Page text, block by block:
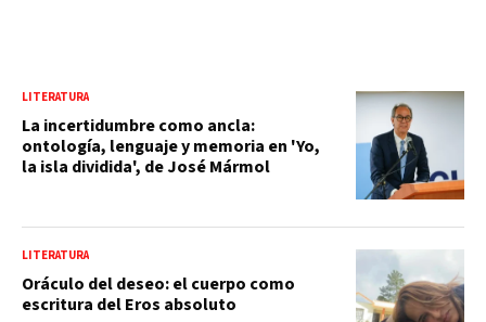
LITERATURA
La incertidumbre como ancla:
ontología, lenguaje y memoria en 'Yo,
la isla dividida', de José Mármol
LITERATURA
Oráculo del deseo: el cuerpo como
escritura del Eros absoluto